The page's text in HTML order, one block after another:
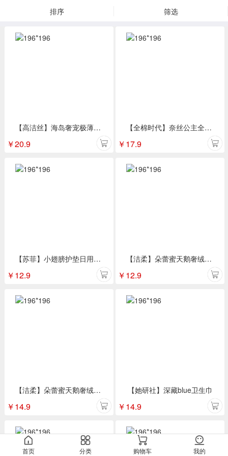
排序 筛选
【高洁丝】海岛奢宠极薄纯棉280mm夜用7片
￥20.9
【苏菲】小翅膀护垫日用棉柔无香护翼175mm*9片/包
￥12.9
【洁柔】朵蕾蜜天鹅奢绒卫生巾日用250mm
￥14.9
【全棉时代】奈丝公主全棉亲肤日用245mm/8片超薄
￥17.9
【洁柔】朵蕾蜜天鹅奢绒卫生巾夜用420mm 4片装
￥12.9
【她研社】深藏blue卫生巾
￥14.9
首页 分类 购物车 我的